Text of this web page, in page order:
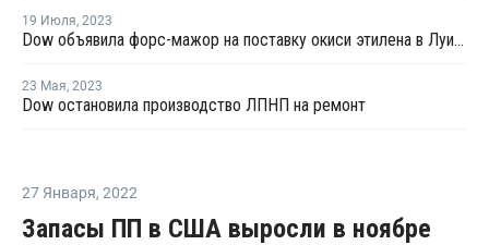
19 Июля, 2023
Dow объявила форс-мажор на поставку окиси этилена в Луизиане
23 Мая, 2023
Dow остановила производство ЛПНП на ремонт
27 Января, 2022
Запасы ПП в США выросли в ноябре